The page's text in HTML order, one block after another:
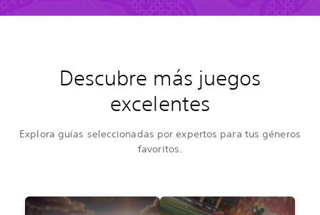
Descubre más juegos
excelentes
Explora guías seleccionadas por expertos para tus géneros
favoritos.